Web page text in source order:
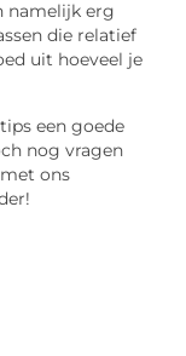
namelijk erg
die relatief
uit hoeveel je
een goede
nog vragen
ons